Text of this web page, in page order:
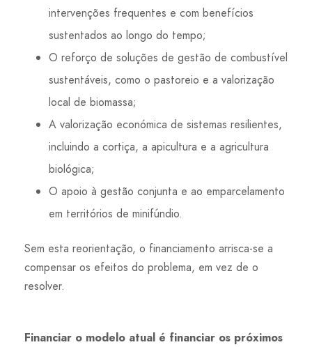
intervenções frequentes e com benefícios
sustentados ao longo do tempo;
O reforço de soluções de gestão de combustível
sustentáveis, como o pastoreio e a valorização
local de biomassa;
A valorização económica de sistemas resilientes,
incluindo a cortiça, a apicultura e a agricultura
biológica;
O apoio à gestão conjunta e ao emparcelamento
em territórios de minifúndio.
Sem esta reorientação, o financiamento arrisca-se a
compensar os efeitos do problema, em vez de o
resolver.
Financiar o modelo atual é financiar os próximos